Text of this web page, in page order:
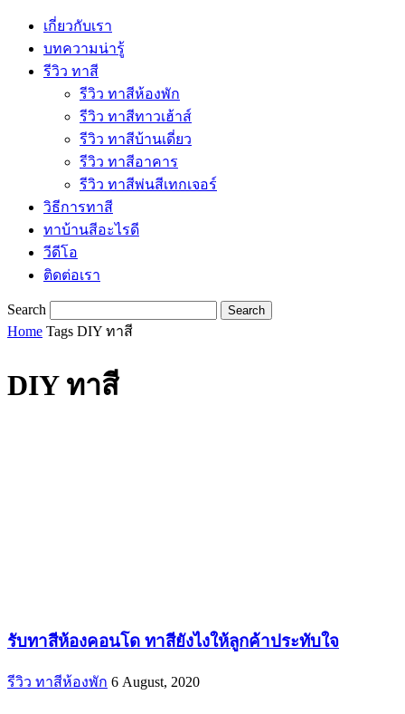
เกี่ยวกับเรา
บทความน่ารู้
รีวิว ทาสี
รีวิว ทาสีห้องพัก
รีวิว ทาสีทาวเฮ้าส์
รีวิว ทาสีบ้านเดี่ยว
รีวิว ทาสีอาคาร
รีวิว ทาสีพ่นสีเทกเจอร์
วิธีการทาสี
ทาบ้านสีอะไรดี
วีดีโอ
ติดต่อเรา
Search
Home Tags DIY ทาสี
DIY ทาสี
รับทาสีห้องคอนโด ทาสียังไงให้ลูกค้าประทับใจ
รีวิว ทาสีห้องพัก 6 August, 2020